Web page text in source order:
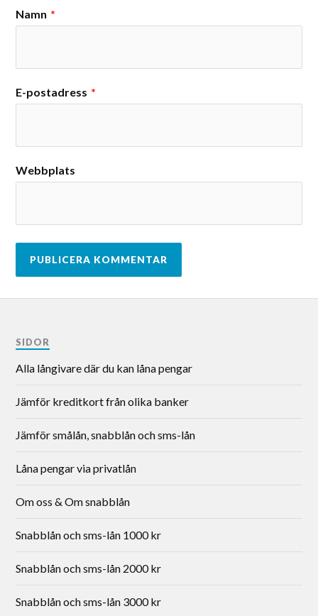
Namn *
E-postadress *
Webbplats
SIDOR
Alla långivare där du kan låna pengar
Jämför kreditkort från olika banker
Jämför smålån, snabblån och sms-lån
Låna pengar via privatlån
Om oss & Om snabblån
Snabblån och sms-lån 1000 kr
Snabblån och sms-lån 2000 kr
Snabblån och sms-lån 3000 kr